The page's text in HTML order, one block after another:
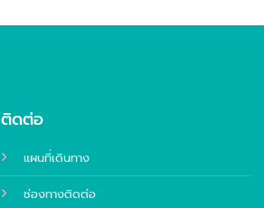
ติดต่อ
แผนที่เดินทาง
ช่องทางติดต่อ